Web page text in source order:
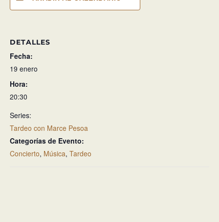
DETALLES
Fecha:
19 enero
Hora:
20:30
Series:
Tardeo con Marce Pesoa
Categorías de Evento:
Concierto, Música, Tardeo